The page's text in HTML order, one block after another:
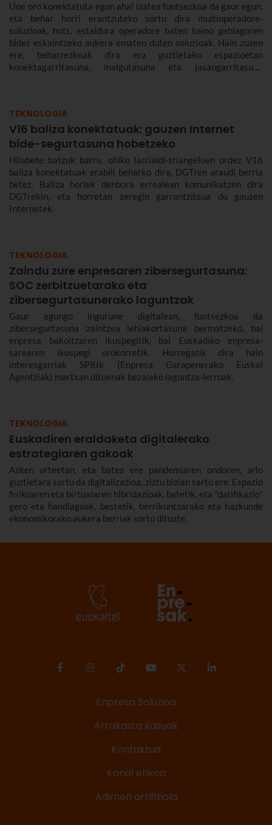
Une oro konektatuta egon ahal izatea funtsezkoa da gaur egun,
eta behar horri erantzuteko sortu dira multioperadore-
soluzioak, hots, estaldura operadore baten baino gehiagoren
bidez eskaintzeko aukera ematen duten soluzioak. Hain zuzen
ere, beharrezkoak dira era guztietako espazioetan
konektagarritasuna, malgutasuna eta jasangarritasuna
TEKNOLOGIA
V16 baliza konektatuak: gauzen Internet
bide-segurtasuna hobetzeko
Hilabete batzuk barru, ohiko larrialdi-triangeluen ordez V16
baliza konektatuak erabili beharko dira, DGTren araudi berria
betez. Baliza horiek denbora errealean komunikatzen dira
DGTrekin, eta horretan zeregin garrantzitsua du gauzen
Internetek.
TEKNOLOGIA
Zaindu zure enpresaren zibersegurtasuna:
SOC zerbitzuetarako eta
zibersegurtasunerako laguntzak
Gaur egungo ingurune digitalean, funtsezkoa da
zibersegurtasuna zaintzea lehiakortasuna bermatzeko, bai
enpresa bakoitzaren ikuspegitik, bai Euskadiko enpresa-
sarearen ikuspegi orokorretik. Horregatik dira hain
interesgarriak SPRIk (Enpresa Garapenerako Euskal
Agentziak) martxan dituenak bezalako laguntza-lerroak.
TEKNOLOGIA
Euskadiren eraldaketa digitalerako
estrategiaren gakoak
Azken urteetan, eta batez ere pandemiaren ondoren, arlo
guztietara sartu da digitalizazioa; ziztu bizian sartu ere. Espazio
fisikoaren eta birtualaren hibridazioak, batetik, eta "datifikazio"
gero eta handiagoak, bestetik, berrikuntzarako eta hazkunde
ekonomikorako aukera berriak sortu dituzte.
Enpresa Soluzioa
Arrakasta kasuak
Kontaktua
Kanal etikoa
Adimen artifiziala